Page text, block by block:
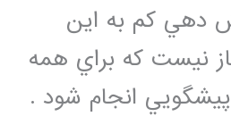
دهي كم به اين
نيست كه براي همه
انجام شود .